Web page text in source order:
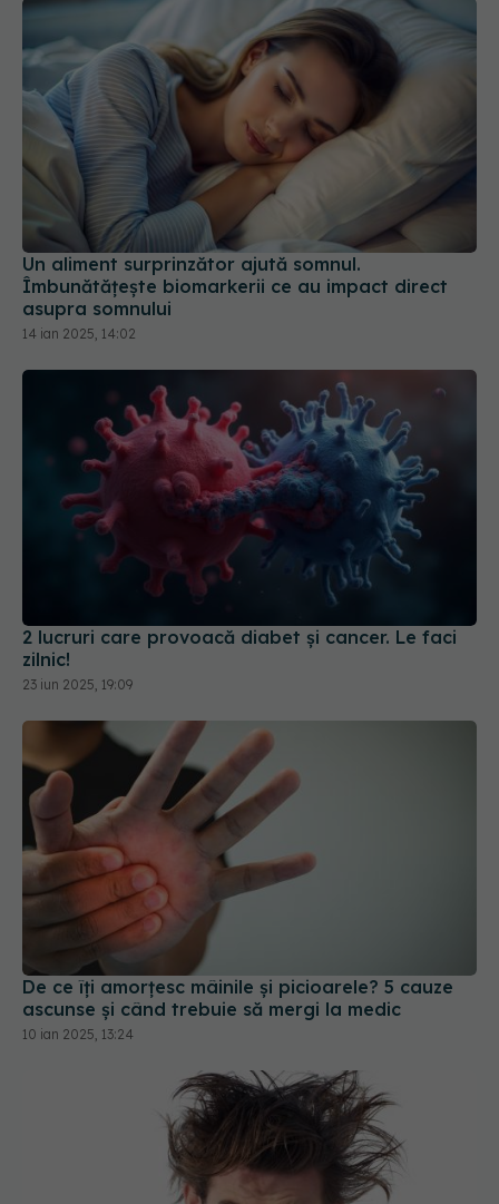
Un aliment surprinzător ajută somnul.
Îmbunătățește biomarkerii ce au impact direct
asupra somnului
14 ian 2025, 14:02
2 lucruri care provoacă diabet și cancer. Le faci
zilnic!
23 iun 2025, 19:09
De ce îți amorțesc mâinile și picioarele? 5 cauze
ascunse și când trebuie să mergi la medic
10 ian 2025, 13:24